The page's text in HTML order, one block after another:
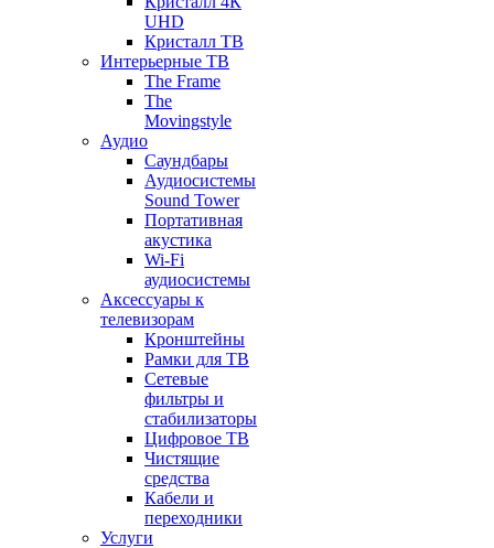
UHD
Кристалл ТВ
Интерьерные ТВ
The Frame
The
Movingstyle
Аудио
Саундбары
Аудиосистемы
Sound Tower
Портативная
акустика
Wi-Fi
аудиосистемы
Аксессуары к
телевизорам
Кронштейны
Рамки для ТВ
Сетевые
фильтры и
стабилизаторы
Цифровое ТВ
Чистящие
средства
Кабели и
переходники
Услуги